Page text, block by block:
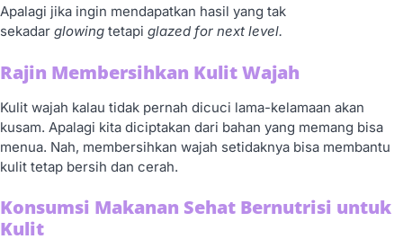
Apalagi jika ingin mendapatkan hasil yang tak
sekadar glowing tetapi glazed for next level.
Rajin Membersihkan Kulit Wajah
Kulit wajah kalau tidak pernah dicuci lama-kelamaan akan
kusam. Apalagi kita diciptakan dari bahan yang memang bisa
menua. Nah, membersihkan wajah setidaknya bisa membantu
kulit tetap bersih dan cerah.
Konsumsi Makanan Sehat Bernutrisi untuk
Kulit